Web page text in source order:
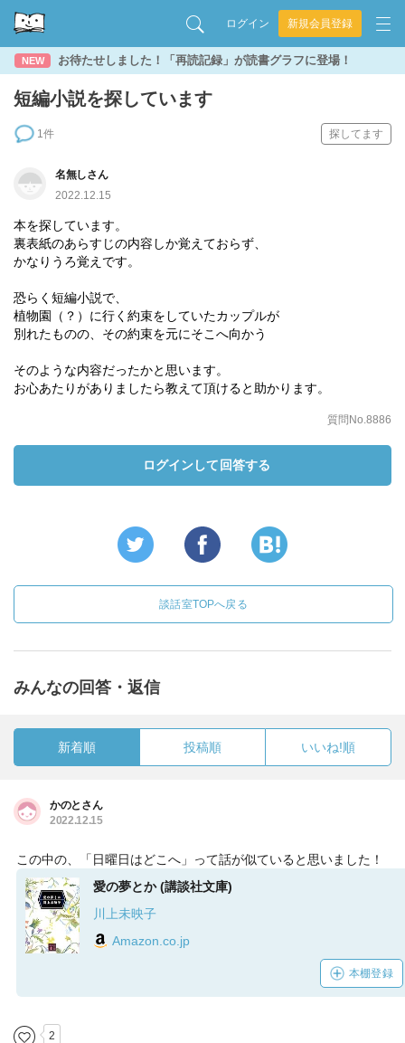
ログイン 新規会員登録
NEW お待たせしました！「再読記録」が読書グラフに登場！
短編小説を探しています
1件 探してます
名無しさん
2022.12.15
本を探しています。
裏表紙のあらすじの内容しか覚えておらず、
かなりうろ覚えです。
恐らく短編小説で、
植物園（？）に行く約束をしていたカップルが
別れたものの、その約束を元にそこへ向かう
そのような内容だったかと思います。
お心あたりがありましたら教えて頂けると助かります。
質問No.8886
ログインして回答する
談話室TOPへ戻る
みんなの回答・返信
新着順 投稿順 いいね!順
かのとさん
2022.12.15
この中の、「日曜日はどこへ」って話が似ていると思いました！
愛の夢とか (講談社文庫)
川上未映子
Amazon.co.jp
本棚登録
2